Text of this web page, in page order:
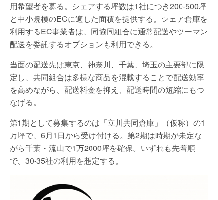
用希望者を募る。シェアする坪数は1社につき200-500坪
と中小規模のECに適した面積を提供する。シェア倉庫を
利用するEC事業者は、同協同組合に通常配送やツーマン
配送を委託するオプションも利用できる。
当面の配送先は東京、神奈川、千葉、埼玉の主要部に限
定し、共同組合は多様な商品を混載することで配送効率
を高めながら、配送料金を抑え、配送時間の短縮にもつ
なげる。
第1期として募集するのは「立川共同倉庫」（仮称）の1
万坪で、6月1日から受け付ける。第2期は時期が未定な
がら千葉・流山で1万2000坪を確保。いずれも先着順
で、30-35社の利用を想定する。